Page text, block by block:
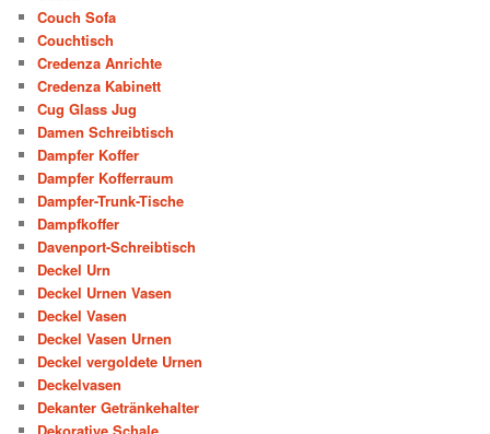
Couch Sofa
Couchtisch
Credenza Anrichte
Credenza Kabinett
Cug Glass Jug
Damen Schreibtisch
Dampfer Koffer
Dampfer Kofferraum
Dampfer-Trunk-Tische
Dampfkoffer
Davenport-Schreibtisch
Deckel Urn
Deckel Urnen Vasen
Deckel Vasen
Deckel Vasen Urnen
Deckel vergoldete Urnen
Deckelvasen
Dekanter Getränkehalter